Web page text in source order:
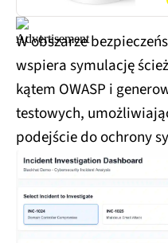
W obszarze
wspiera symulację
kątem OWASP i
testowych,
podejście do ochrony